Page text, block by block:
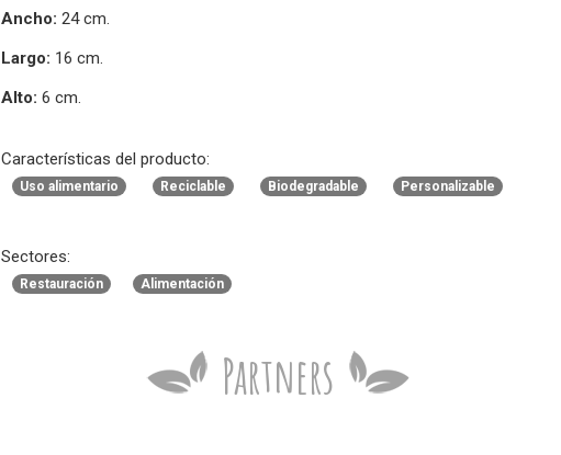
Ancho: 24 cm.
Largo: 16 cm.
Alto: 6 cm.
Características del producto:
Uso alimentario Reciclable Biodegradable Personalizable
Sectores:
Restauración Alimentación
Partners